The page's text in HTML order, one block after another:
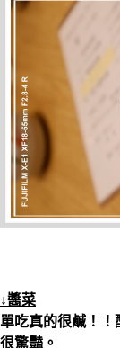
↓醬菜
單吃真的很鹹！
很驚豔。